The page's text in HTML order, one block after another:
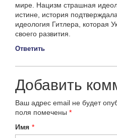
мире. Нацизм страшная
истине, история
идеология Гитлера, которая
своего развития.
Ответить
Добавить
Ваш адрес email не будет
поля помечены *
Имя *